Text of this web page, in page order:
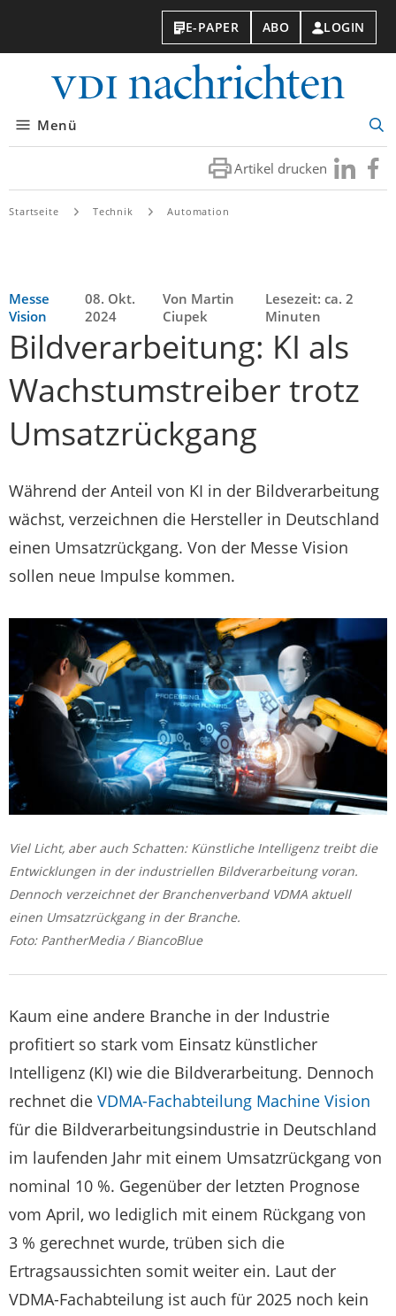
E-PAPER ABO LOGIN
Menü
Artikel drucken Besuchen
Sie
Sie
Startseite Technik Automation
Messe
Vision
08. Okt.
2024
Von Martin
Ciupek
Lesezeit: ca. 2
Minuten
Bildverarbeitung: KI als
Wachstumstreiber trotz
Umsatzrückgang
Während der Anteil von KI in der Bildverarbeitung
wächst, verzeichnen die Hersteller in Deutschland
einen Umsatzrückgang. Von der Messe Vision
sollen neue Impulse kommen.
Viel Licht, aber auch Schatten: Künstliche Intelligenz treibt die
Entwicklungen in der industriellen Bildverarbeitung voran.
Dennoch verzeichnet der Branchenverband VDMA aktuell
einen Umsatzrückgang in der Branche.
Foto: PantherMedia / BiancoBlue
Kaum eine andere Branche in der Industrie
profitiert so stark vom Einsatz künstlicher
Intelligenz (KI) wie die Bildverarbeitung. Dennoch
rechnet die VDMA-Fachabteilung Machine Vision
für die Bildverarbeitungsindustrie in Deutschland
im laufenden Jahr mit einem Umsatzrückgang von
nominal 10 %. Gegenüber der letzten Prognose
vom April, wo lediglich mit einem Rückgang von
3 % gerechnet wurde, trüben sich die
Ertragsaussichten somit weiter ein. Laut der
VDMA-Fachabteilung ist auch für 2025 noch kein